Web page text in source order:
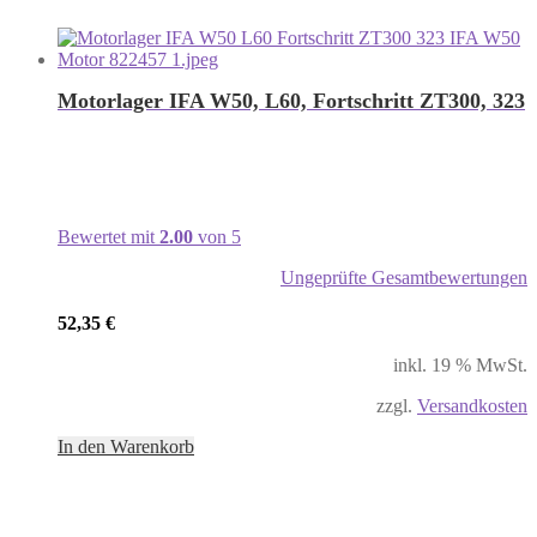
Motorlager IFA W50, L60, Fortschritt ZT300, 323
Bewertet mit 2.00 von 5
Ungeprüfte Gesamtbewertungen
52,35 €
inkl. 19 % MwSt.
zzgl. Versandkosten
In den Warenkorb